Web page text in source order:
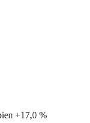
+17,0 %